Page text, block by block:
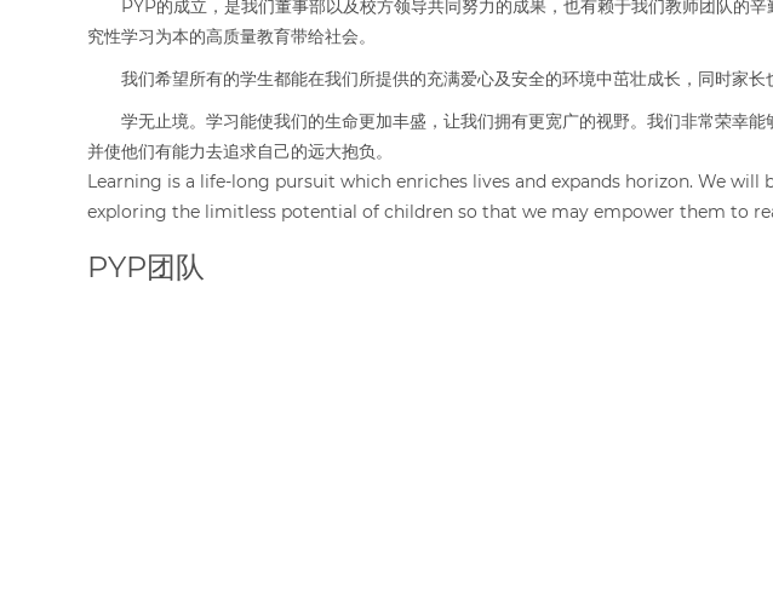
PYP的成立，是我们董事部以及校方领导共同努力的成果，也有赖于我们教师团队的
究性学习为本的高质量教育带给社会。
我们希望所有的学生都能在我们所提供的充满爱心及安全的环境中茁壮成长，同时家长
学无止境。学习能使我们的生命更加丰盛，让我们拥有更宽广的视野。我们非常荣幸能
并使他们有能力去追求自己的远大抱负。
Learning is a life-long pursuit which enriches lives and expands horizon. We will
exploring the limitless potential of children so that we may empower them to
PYP团队